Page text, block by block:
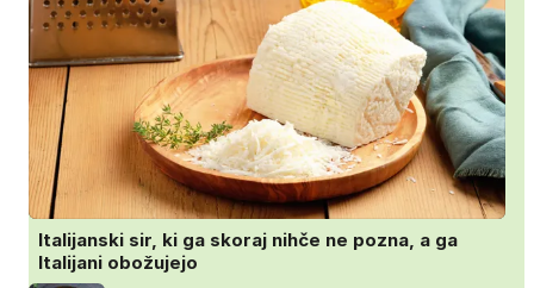
Italijanski sir, ki ga skoraj nihče ne pozna, a ga
Italijani obožujejo